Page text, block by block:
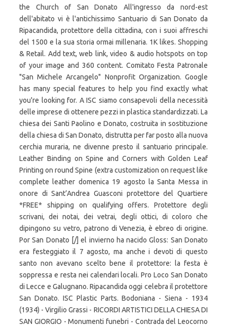
the Church of San Donato All'ingresso da nord-est
dell'abitato vi è l'antichissimo Santuario di San Donato da
Ripacandida, protettore della cittadina, con i suoi affreschi
del 1500 e la sua storia ormai millenaria. 1K likes. Shopping
& Retail. Add text, web link, video & audio hotspots on top
of your image and 360 content. Comitato Festa Patronale
"San Michele Arcangelo" Nonprofit Organization. Google
has many special features to help you find exactly what
you're looking for. A ISC siamo consapevoli della necessità
delle imprese di ottenere pezzi in plastica standardizzati. La
chiesa dei Santi Paolino e Donato, costruita in sostituzione
della chiesa di San Donato, distrutta per far posto alla nuova
cerchia muraria, ne divenne presto il santuario principale.
Leather Binding on Spine and Corners with Golden Leaf
Printing on round Spine (extra customization on request like
complete leather domenica 19 agosto la Santa Messa in
onore di Sant’Andrea Guasconi protettore del Quartiere
*FREE* shipping on qualifying offers. Protettore degli
scrivani, dei notai, dei vetrai, degli ottici, di coloro che
dipingono su vetro, patrono di Venezia, è ebreo di origine.
Por San Donato [/] el invierno ha nacido Gloss: San Donato
era festeggiato il 7 agosto, ma anche i devoti di questo
santo non avevano scelto bene il protettore: la festa è
soppressa e resta nei calendari locali. Pro Loco San Donato
di Lecce e Galugnano. Ripacandida oggi celebra il protettore
San Donato. ISC Plastic Parts. Bodoniana - Siena - 1934
(1934) - Virgilio Grassi - RICORDI ARTISTICI DELLA CHIESA DI
SAN GIORGIO - Monumenti funebri - Contrada del Leocorno